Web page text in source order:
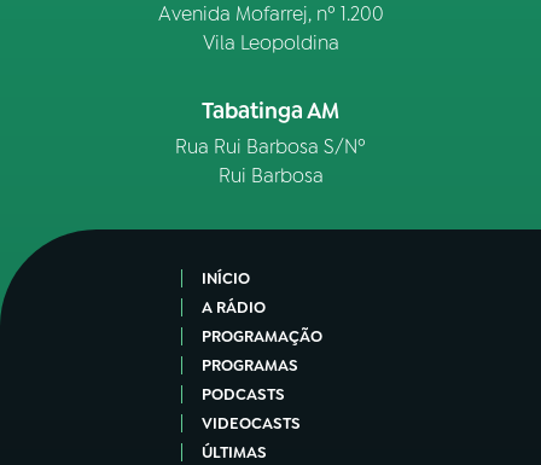
Avenida Mofarrej, nº 1.200
Vila Leopoldina
Tabatinga AM
Rua Rui Barbosa S/Nº
Rui Barbosa
INÍCIO
A RÁDIO
PROGRAMAÇÃO
PROGRAMAS
PODCASTS
VIDEOCASTS
ÚLTIMAS